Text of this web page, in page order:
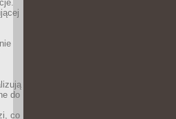
do
co